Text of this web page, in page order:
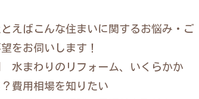
えばこんな住まいに関するお悩み・ご
をお伺いします！
水まわりのリフォーム、いくらかか
？費用相場を知りたい